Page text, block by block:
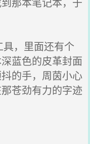
，里面还有个
蓝色的皮革封面
的手，周茵小心
苍劲有力的字迹